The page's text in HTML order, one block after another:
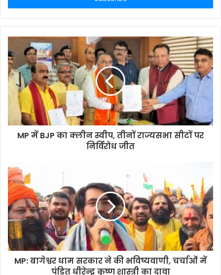
MP में BJP का क्लीन स्वीप, तीनों राज्यसभा सीटों पर
निर्विरोध जीत
MP: बागेश्वर धाम सरकार ने की भविष्यवाणी, चर्चाओं में
पंडित धीरेन्द्र कृष्ण शास्त्री का दावा